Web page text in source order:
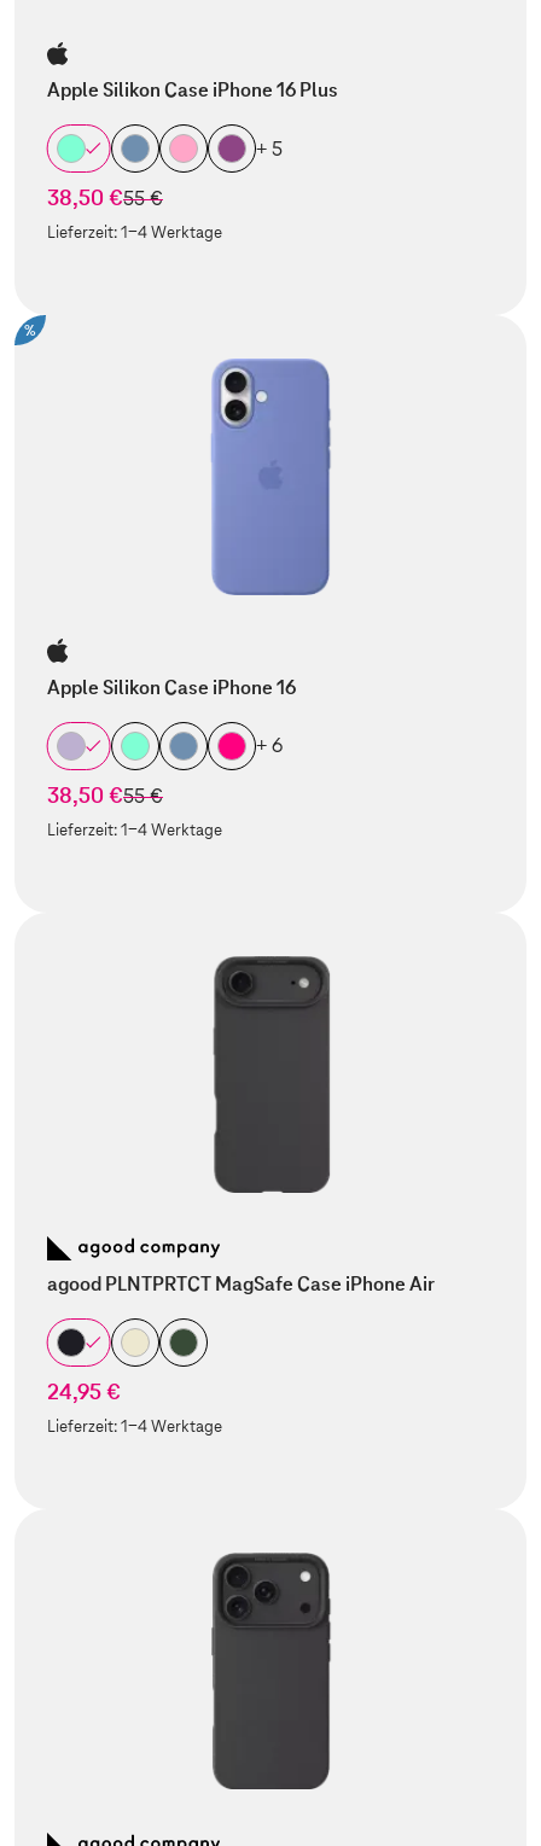
Apple Silikon Case iPhone 16 Plus
+ 5
38,50 €statt
55 €
Lieferzeit:1-4 Werktage
%
Apple Silikon Case iPhone 16
+ 6
38,50 €statt
55 €
Lieferzeit:1-4 Werktage
agood PLNTPRTCT MagSafe Case iPhone Air
24,95 €
Lieferzeit:1-4 Werktage